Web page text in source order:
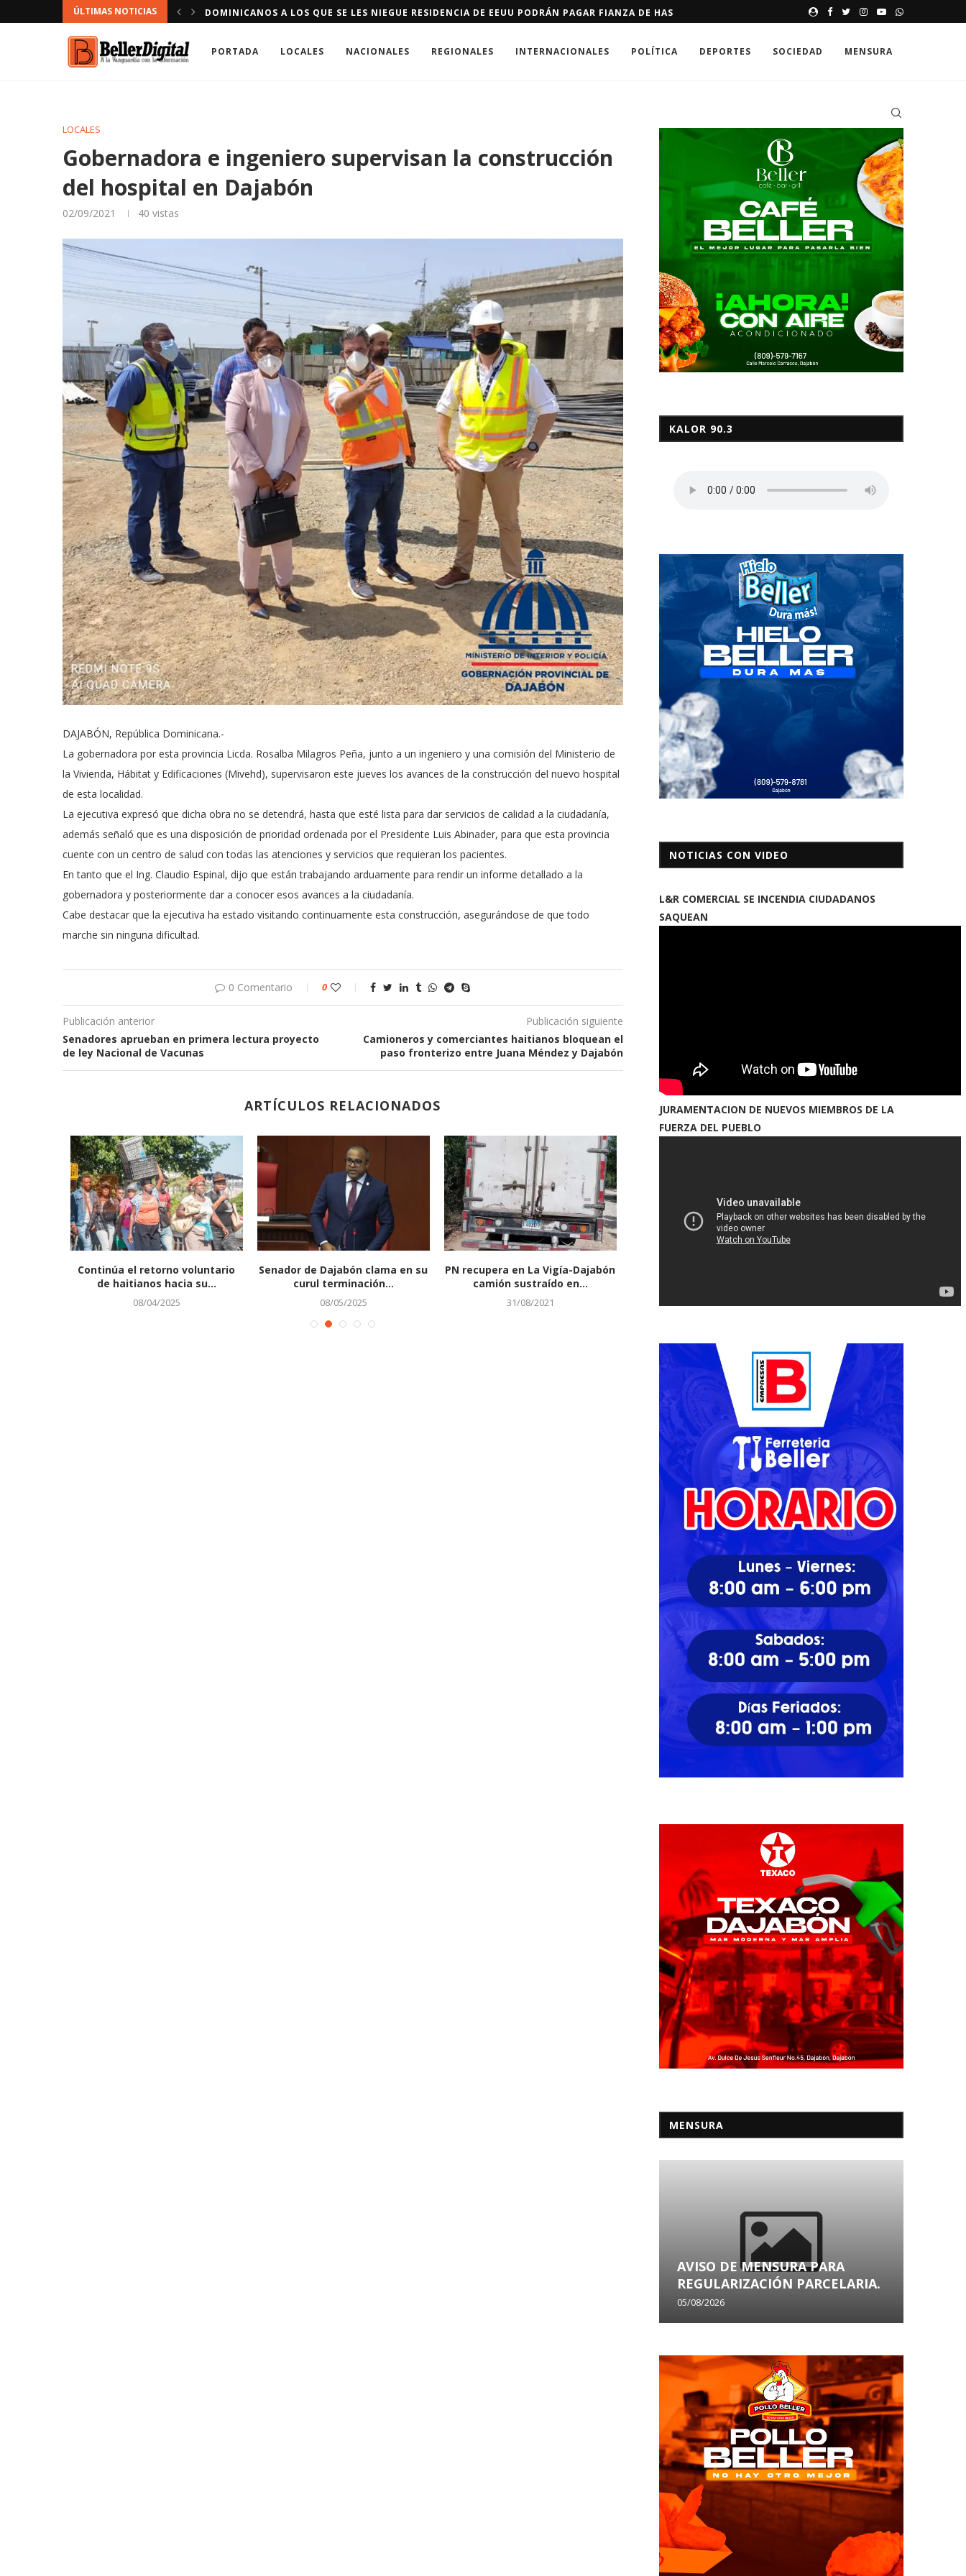
ÚLTIMAS NOTICIAS
VÍA CONTRARIA DOMINICANOS A LOS QUE SE LES NIEGUE RESIDENCIA DE EEUU PODRÁN PAGAR FIANZA DE HASTA 250,000 DÓLARES MEMORIAS DE UNA SONRISA
PORTADA LOCALES NACIONALES REGIONALES INTERNACIONALES POLÍTICA DEPORTES SOCIEDAD MENSURA
LOCALES
Gobernadora e ingeniero supervisan la construcción
del hospital en Dajabón
02/09/2021 40 vistas
DAJABÓN, República Dominicana.-
La gobernadora por esta provincia Licda. Rosalba Milagros Peña, junto a un ingeniero y una comisión del Ministerio de
la Vivienda, Hábitat y Edificaciones (Mivehd), supervisaron este jueves los avances de la construcción del nuevo hospital
de esta localidad.
La ejecutiva expresó que dicha obra no se detendrá, hasta que esté lista para dar servicios de calidad a la ciudadanía,
además señaló que es una disposición de prioridad ordenada por el Presidente Luis Abinader, para que esta provincia
cuente con un centro de salud con todas las atenciones y servicios que requieran los pacientes.
En tanto que el Ing. Claudio Espinal, dijo que están trabajando arduamente para rendir un informe detallado a la
gobernadora y posteriormente dar a conocer esos avances a la ciudadanía.
Cabe destacar que la ejecutiva ha estado visitando continuamente esta construcción, asegurándose de que todo
marche sin ninguna dificultad.
0 Comentario 0
Publicación anterior
Senadores aprueban en primera lectura proyecto
de ley Nacional de Vacunas
Publicación siguiente
Camioneros y comerciantes haitianos bloquean el
paso fronterizo entre Juana Méndez y Dajabón
ARTÍCULOS RELACIONADOS
Continúa el retorno voluntario
de haitianos hacia su...
08/04/2025
Senador de Dajabón clama en su
curul terminación...
08/05/2025
PN recupera en La Vigía-Dajabón
camión sustraído en...
31/08/2021
KALOR 90.3
NOTICIAS CON VIDEO
L&R COMERCIAL SE INCENDIA CIUDADANOS
SAQUEAN
JURAMENTACION DE NUEVOS MIEMBROS DE LA
FUERZA DEL PUEBLO
MENSURA
AVISO DE MENSURA PARA
REGULARIZACIÓN PARCELARIA.
05/08/2026